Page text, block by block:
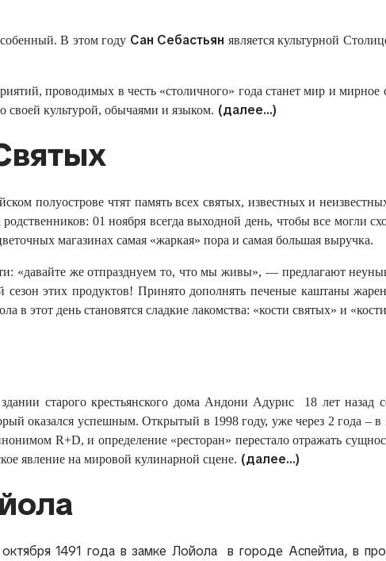
В этом году Сан Себастьян является культурной
проводимых в честь «столичного» года станет мир и мирное
своей культурой, обычаями и языком. (далее…)
полуострове чтят память всех святых, известных и
01 ноября всегда выходной день, чтобы все могли
магазинах самая «жаркая» пора и самая большая выручка.
«давайте же отпразднуем то, что мы живы», — предлагают
этих продуктов! Принято дополнять печеные каштаны
в этот день становятся сладкие лакомства: «кости святых» и
старого крестьянского дома Андони Адурис 18 лет
оказался успешным. Открытый в 1998 году, уже через 2 года
R+D, и определение «ресторан» перестало отражать
явление на мировой кулинарной сцене. (далее…)
1491 года в замке Лойола в городе Аспейтиа, в